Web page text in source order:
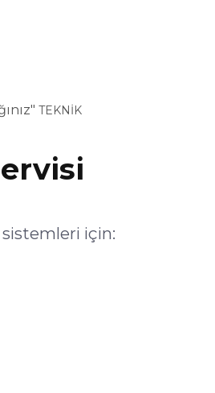
TEKNİK
için: